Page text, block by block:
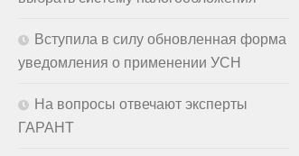
Вступила в силу обновленная форма
уведомления о применении УСН
На вопросы отвечают эксперты
ГАРАНТ